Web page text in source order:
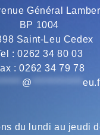
Général
BP 1004
Saint-Leu Cedex
: 0262 34 80 03
: 0262 34 79 78
@ *************
du lundi au jeudi